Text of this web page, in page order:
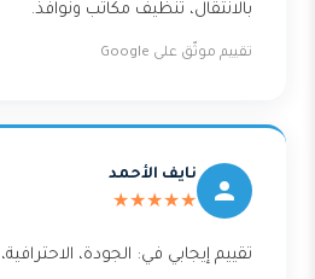
بالانتقال، تنظيف مكاتب ونوافذ.
تقييم موثّق على Google
نايف الأحمد
★★★★★
تقييم إيجابي في: الجودة،